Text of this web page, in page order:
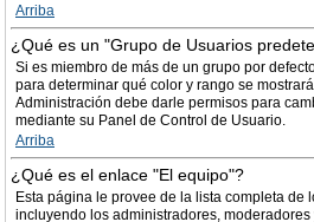
Arriba
¿Qué es un "Grupo de Usuarios
Si es miembro de más de un grupo por
para determinar qué color y rango se
Administración debe darle permisos para
mediante su Panel de Control de Usuario.
Arriba
¿Qué es el enlace "El equipo"?
Esta página le provee de la lista completa de
incluyendo los administradores,